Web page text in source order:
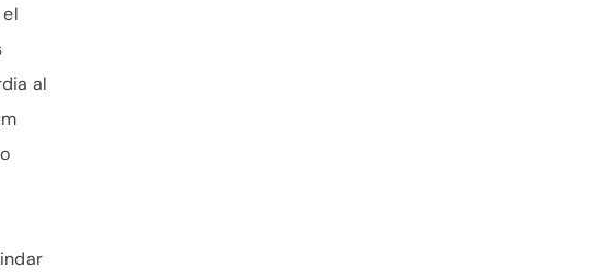
al